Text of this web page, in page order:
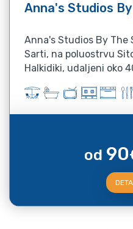
Anna's Studios By
Anna's Studios By The
Sarti, na poluostrvu
Halkidiki, udaljeni oko
od 90